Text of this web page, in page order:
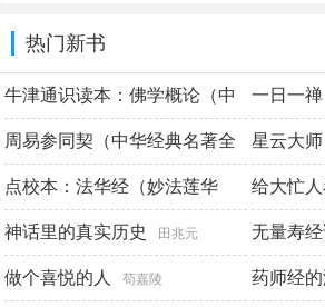
了自己的人生。）
热门新书
牛津通识读本：佛学概论（中
文版） 关大眠
一日一禅
周易参同契（中华经典名著全
本全注全译） 章伟文译注
星云大
师
点校本：法华经（妙法莲华
经） 鸠摩罗什
给大忙
神话里的真实历史 田兆元 无量寿
做个喜悦的人 苟嘉陵 药师经